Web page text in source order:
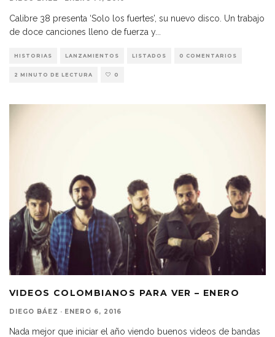
Calibre 38 presenta ‘Solo los fuertes’, su nuevo disco. Un trabajo
de doce canciones lleno de fuerza y...
HISTORIAS LANZAMIENTOS LISTADOS 0 COMENTARIOS
2 MINUTO DE LECTURA 0
VIDEOS COLOMBIANOS PARA VER – ENERO
DIEGO BÁEZ · ENERO 6, 2016
Nada mejor que iniciar el año viendo buenos videos de bandas